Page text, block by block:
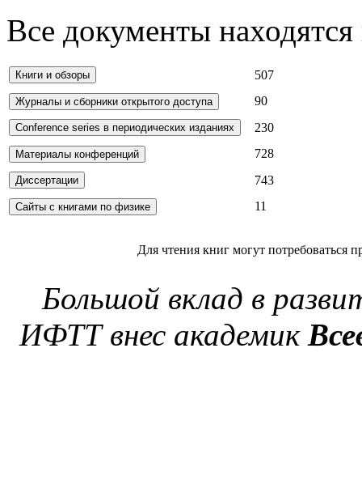
Все документы
507
90
230
728
743
11
Для чтения книг могут потребоваться
Большой вклад в
ИФТТ внес академик